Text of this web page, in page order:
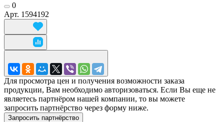
0
Арт. 1594192
Для просмотра цен и получения возможности заказа
продукции, Вам необходимо авторизоваться. Если Вы еще не
являетесь партнёром нашей компании, то вы можете
запросить партнёрство через форму ниже.
Запросить партнёрство